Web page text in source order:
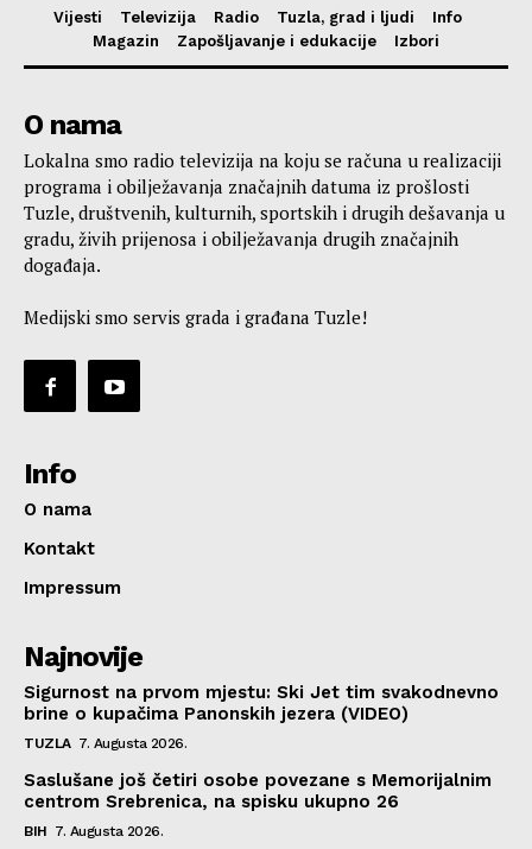
Vijesti Televizija Radio Tuzla, grad i ljudi
Info
Magazin
Zapošljavanje i edukacije Izbori
O nama
Lokalna smo radio televizija na koju se računa u realizaciji
programa i obilježavanja značajnih datuma iz prošlosti
Tuzle, društvenih, kulturnih, sportskih i drugih dešavanja u
gradu, živih prijenosa i obilježavanja drugih značajnih
događaja.
Medijski smo servis grada i građana Tuzle!
Info
O nama
Kontakt
Impressum
Najnovije
Sigurnost na prvom mjestu: Ski Jet tim svakodnevno
brine o kupačima Panonskih jezera (VIDEO)
TUZLA 7. Augusta 2026.
Saslušane još četiri osobe povezane s Memorijalnim
centrom Srebrenica, na spisku ukupno 26
BIH 7. Augusta 2026.